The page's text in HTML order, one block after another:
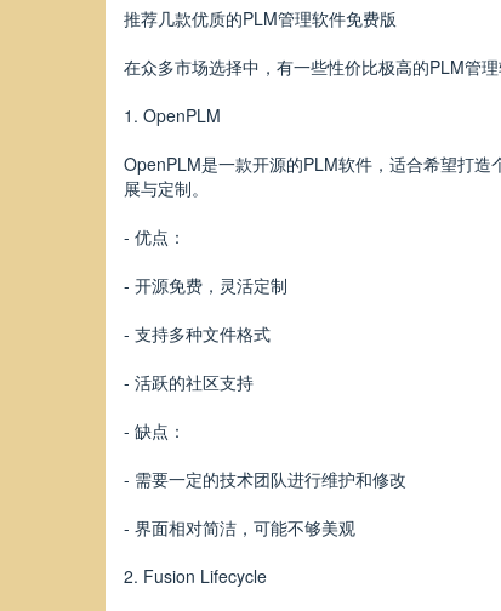
推荐几款优质的PLM管理软件免费版
在众多市场选择中，有一些性价比极高的PLM管
1. OpenPLM
OpenPLM是一款开源的PLM软件，适合希望打
展与定制。
- 优点：
- 开源免费，灵活定制
- 支持多种文件格式
- 活跃的社区支持
- 缺点：
- 需要一定的技术团队进行维护和修改
- 界面相对简洁，可能不够美观
2. Fusion Lifecycle